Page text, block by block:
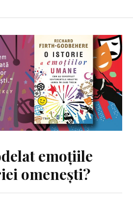
emoțiile
omenești?